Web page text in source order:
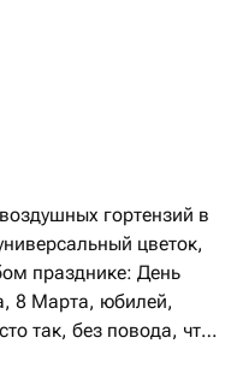
гортензий в
празднике: День
8 Марта, юбилей,
так, без повода, что
человека.